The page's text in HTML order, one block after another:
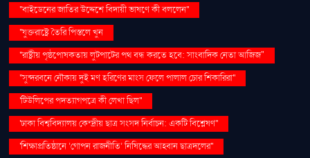
''বাইডেনের জাতির উদ্দেশে বিদায়ী ভাষণে কী বললেন''
''যুক্তরাষ্ট্রে তৈরি পিস্তলে খুন
''রাষ্ট্রীয় পৃষ্ঠপোষকতায় লুটপাটের পথ বন্ধ করতে হবে: সাংবাদিক নেতা আজিজ"
''সুন্দরবনে নৌকায় দুই মণ হরিণের মাংস ফেলে পালাল চোর শিকারিরা''
'টিউলিপের পদত্যাগপত্রে কী লেখা ছিল''
'ঢাকা বিশ্ববিদ্যালয় কেন্দ্রীয় ছাত্র সংসদ নির্বাচন: একটি বিশ্লেষণ''
'শিক্ষাপ্রতিষ্ঠানে ‘গোপন রাজনীতি’ নিষিদ্ধের আহ্বান ছাত্রদলের''